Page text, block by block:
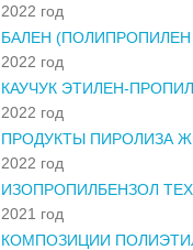
2022 год
БАЛЕН
2022 год
КАУЧУК ЭТИЛЕН-
2022 год
ПРОДУКТЫ ПИРОЛИЗА
2022 год
ИЗОПРОПИЛБЕНЗОЛ
2021 год
КОМПОЗИЦИИ